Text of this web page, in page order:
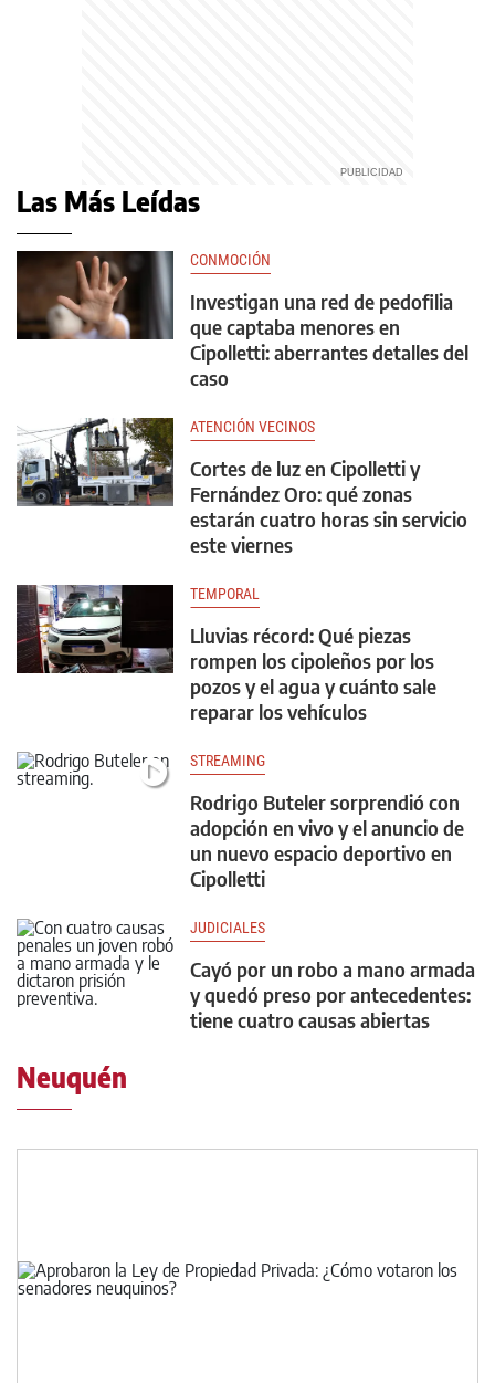
Las Más Leídas
CONMOCIÓN
Investigan una red de pedofilia
que captaba menores en
Cipolletti: aberrantes detalles del
caso
ATENCIÓN VECINOS
Cortes de luz en Cipolletti y
Fernández Oro: qué zonas
estarán cuatro horas sin servicio
este viernes
TEMPORAL
Lluvias récord: Qué piezas
rompen los cipoleños por los
pozos y el agua y cuánto sale
reparar los vehículos
STREAMING
Rodrigo Buteler sorprendió con
adopción en vivo y el anuncio de
un nuevo espacio deportivo en
Cipolletti
JUDICIALES
Cayó por un robo a mano armada
y quedó preso por antecedentes:
tiene cuatro causas abiertas
Neuquén